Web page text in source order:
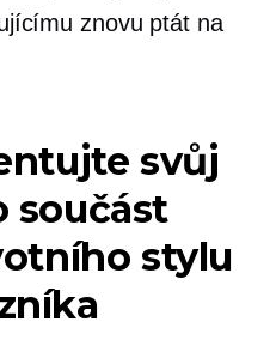
znovu ptát na
svůj
součást
stylu